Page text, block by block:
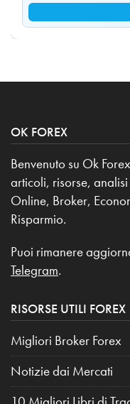
OK FOREX
Benvenuto su Ok
articoli, risorse,
Online, Broker,
Risparmio.
Puoi rimanere
Telegram.
RISORSE UTILI FOREX
Migliori Broker Forex
Notizie dai Mercati